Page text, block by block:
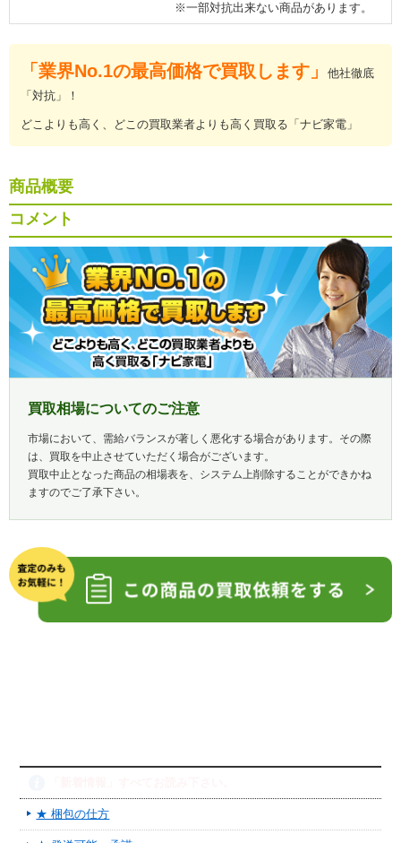
※一部対抗出来ない商品があります。
「業界No.1の最高価格で買取します」
他社徹底
「対抗」！
どこよりも高く、どこの買取業者よりも高く買取る「ナビ家電」
商品概要
コメント
買取相場についてのご注意
市場において、需給バランスが著しく悪化する場合があります。その際
は、買取を中止させていただく場合がございます。
買取中止となった商品の相場表を、システム上削除することができかね
ますのでご了承下さい。
★ 梱包の仕方